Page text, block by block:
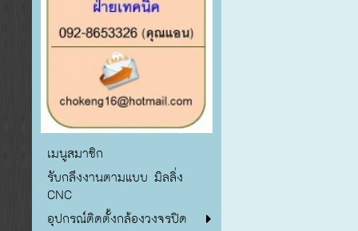
เมนูสมาชิก
รับกลึงงานตามแบบ มิลลิ่ง
CNC
อุปกรณ์ติดตั้งกล้องวงจรปิด